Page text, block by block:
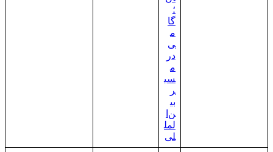
؛
گا
م
ی
در
م
سی
ر
بی
ن‌ا
لمل
لی